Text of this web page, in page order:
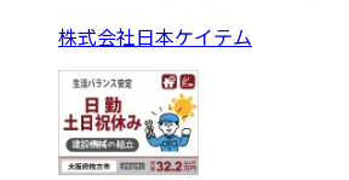
株式会社日本ケイテム